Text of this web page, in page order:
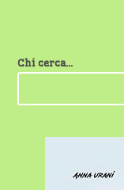
Chi cerca...